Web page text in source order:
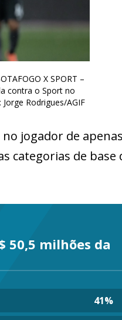
X SPORT –
contra o Sport no
Rodrigues/AGIF
jogador de
categorias de base
50,5 milhões da
41%